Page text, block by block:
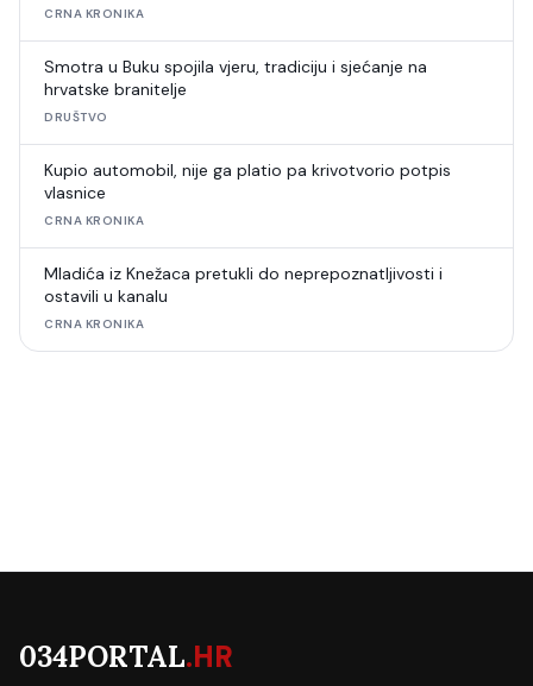
CRNA KRONIKA
Smotra u Buku spojila vjeru, tradiciju i sjećanje na
hrvatske branitelje
DRUŠTVO
Kupio automobil, nije ga platio pa krivotvorio potpis
vlasnice
CRNA KRONIKA
Mladića iz Knežaca pretukli do neprepoznatljivosti i
ostavili u kanalu
CRNA KRONIKA
034PORTAL.HR